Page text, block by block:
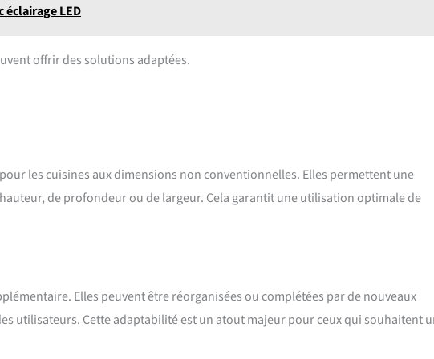
éclairage LED
offrir des solutions adaptées.
les cuisines aux dimensions non conventionnelles. Elles permettent une
de profondeur ou de largeur. Cela garantit une utilisation optimale de
Elles peuvent être réorganisées ou complétées par de nouveaux
utilisateurs. Cette adaptabilité est un atout majeur pour ceux qui souhaitent